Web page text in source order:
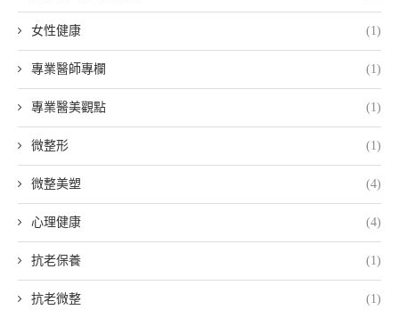
女性健康 (1)
專業醫師專欄 (1)
專業醫美觀點 (1)
微整形 (1)
微整美塑 (4)
心理健康 (4)
抗老保養 (1)
抗老微整 (1)